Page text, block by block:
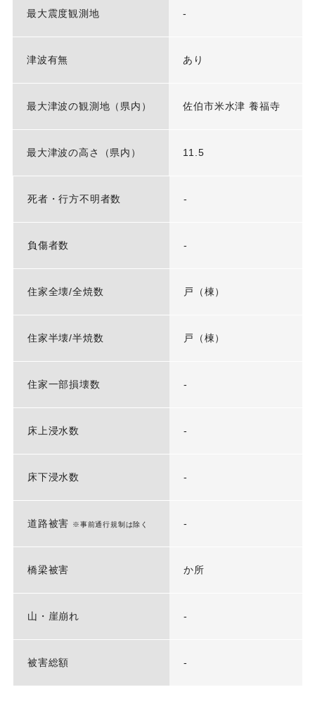
最大震度観測地 -
津波有無 あり
最大津波の観測地（県内） 佐伯市米水津 養福寺
最大津波の高さ（県内） 11.5
死者・行方不明者数 -
負傷者数 -
住家全壊/全焼数 戸（棟）
住家半壊/半焼数 戸（棟）
住家一部損壊数 -
床上浸水数 -
床下浸水数 -
道路被害 ※事前通行規制は除く -
橋梁被害 か所
山・崖崩れ -
被害総額 -